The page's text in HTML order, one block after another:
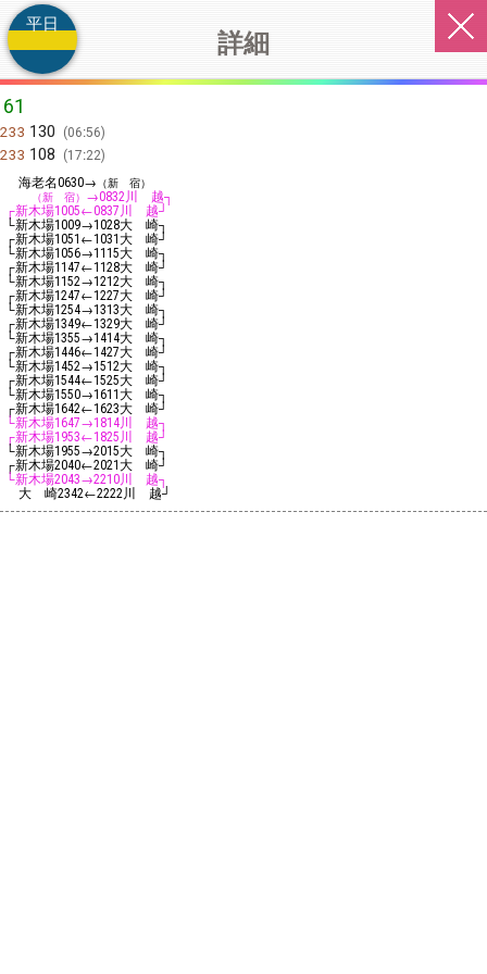
詳細
平日
61
233 130 06:56
233 108
17:22
海老名0630→ （新 宿）
（新 宿） →0832川 越┐
┌新木場1005←0837 川 越┘
└新木場1009→1028大 崎┐
┌新木場1051 ←1031大 崎┘
└新木場1056→1115大 崎┐
┌新木場1147←1128大 崎┘
└新木場1152→1212大 崎┐
┌新木場1247←1227大 崎┘
└新木場1254→1313大 崎┐
┌新木場1349←1329大 崎┘
└新木場1355→1414大 崎┐
┌新木場1446←1427大 崎┘
└新木場1452→1512大 崎┐
┌新木場1544←1525大 崎┘
└新木場1550→1611大 崎┐
┌新木場1642←1623大 崎┘
└新木場1647→1814川 越┐
┌新木場1953←1825川 越┘
└新木場1955→2015大 崎┐
┌新木場2040←2021大 崎┘
└新木場2043→2210川 越┐
大 崎2342←2222川 越┘